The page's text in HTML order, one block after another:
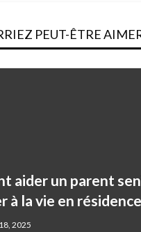
PEUT-ÊTRE
aider un parent
à la vie en
2025